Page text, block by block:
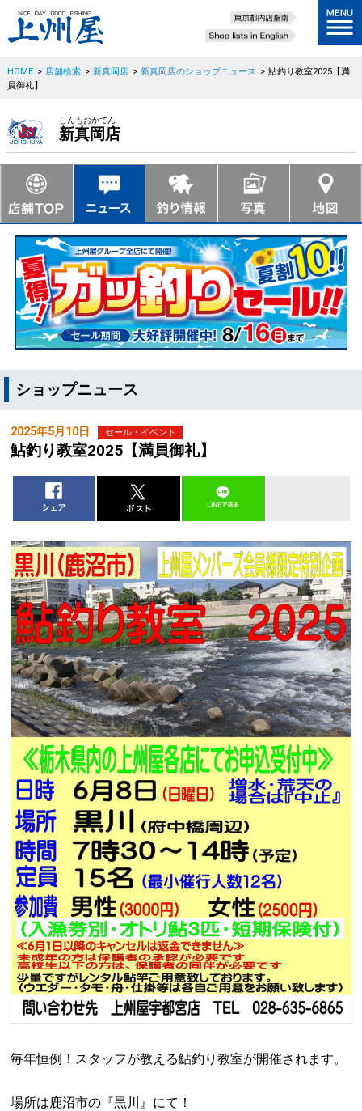
HOME > 店舗検索 > 新真岡店 > 新真岡店のショップニュース > 鮎釣り教室2025【満
員御礼】
しんもおかてん
新真岡店
ショップニュース
2025年5月10日 セール・イベント
鮎釣り教室2025【満員御礼】
毎年恒例！スタッフが教える鮎釣り教室が開催されます。
場所は鹿沼市の『黒川』にて！